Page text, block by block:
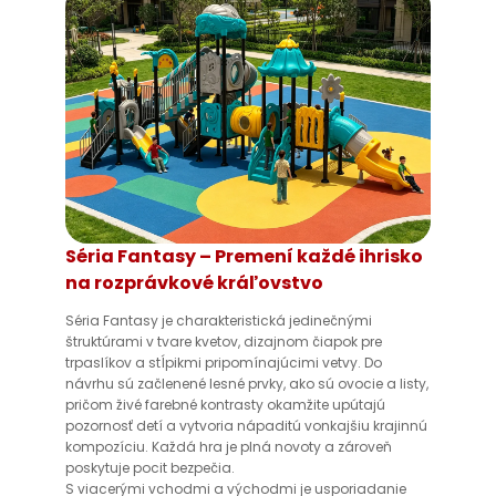
Séria Fantasy – Premení každé ihrisko
na rozprávkové kráľovstvo
Séria Fantasy je charakteristická jedinečnými
štruktúrami v tvare kvetov, dizajnom čiapok pre
trpaslíkov a stĺpikmi pripomínajúcimi vetvy. Do
návrhu sú začlenené lesné prvky, ako sú ovocie a listy,
pričom živé farebné kontrasty okamžite upútajú
pozornosť detí a vytvoria nápaditú vonkajšiu krajinnú
kompozíciu. Každá hra je plná novoty a zároveň
poskytuje pocit bezpečia.
S viacerými vchodmi a východmi je usporiadanie